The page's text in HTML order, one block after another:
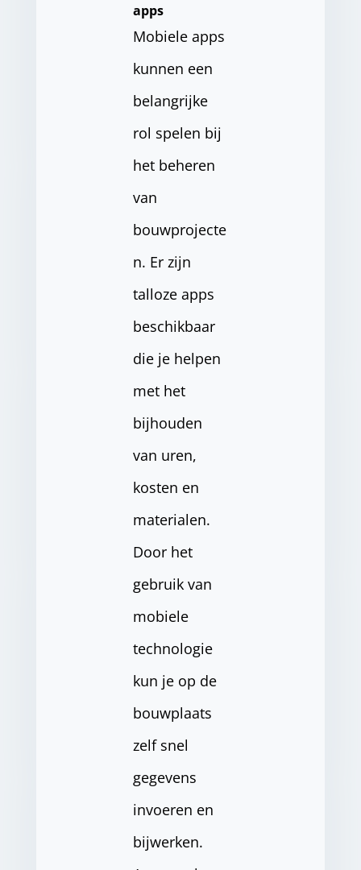
apps
Mobiele apps
kunnen een
belangrijke
rol spelen bij
het beheren
van
bouwprojecte
n. Er zijn
talloze apps
beschikbaar
die je helpen
met het
bijhouden
van uren,
kosten en
materialen.
Door het
gebruik van
mobiele
technologie
kun je op de
bouwplaats
zelf snel
gegevens
invoeren en
bijwerken.